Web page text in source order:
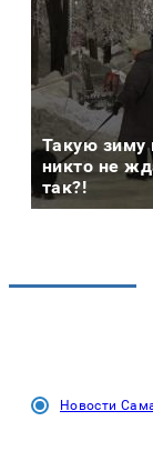
Такую зиму
никто не
так?!
Новости